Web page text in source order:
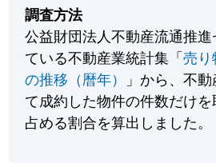
調査方法
公益財団法人不動産流通推
ている不動産業統計集「売
の推移（暦年）
」から、不
て成約した物件の件数だけ
占める割合を算出しました。